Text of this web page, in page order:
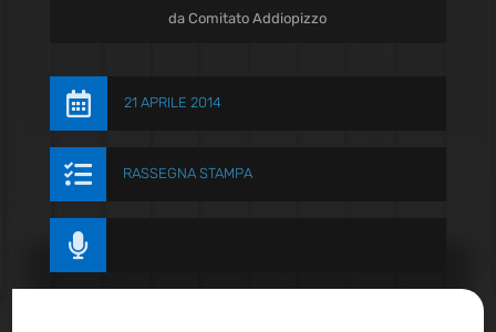
daComitato Addiopizzo
 21 APRILE 2014
 RASSEGNA STAMPA
